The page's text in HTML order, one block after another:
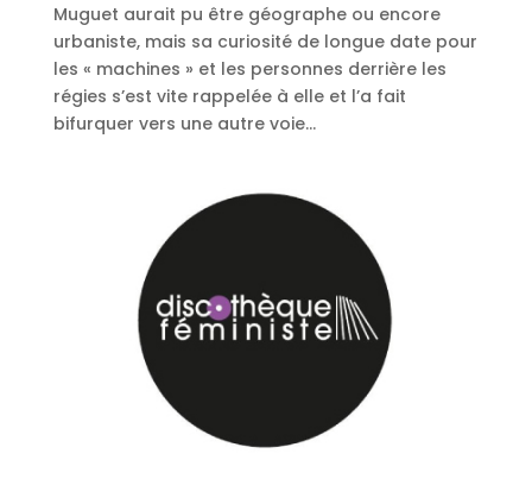
Muguet aurait pu être géographe ou encore
urbaniste, mais sa curiosité de longue date pour
les « machines » et les personnes derrière les
régies s’est vite rappelée à elle et l’a fait
bifurquer vers une autre voie...